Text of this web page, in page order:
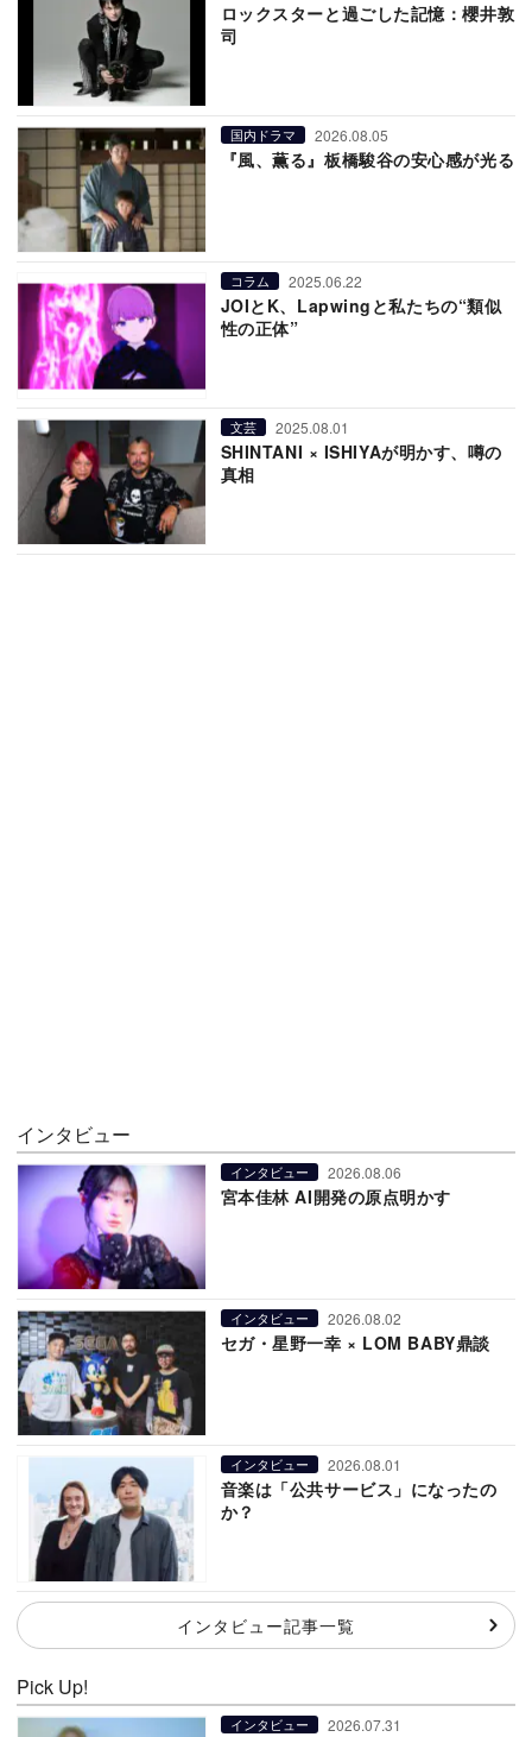
ロックスターと過ごした記憶：櫻井敦
司
国内ドラマ 2026.08.05
『風、薫る』板橋駿谷の安心感が光る
コラム 2025.06.22
JOIとK、Lapwingと私たちの“類似
性の正体”
文芸 2025.08.01
SHINTANI × ISHIYAが明かす、噂の
真相
インタビュー
インタビュー 2026.08.06
宮本佳林 AI開発の原点明かす
インタビュー 2026.08.02
セガ・星野一幸 × LOM BABY鼎談
インタビュー 2026.08.01
音楽は「公共サービス」になったの
か？
インタビュー記事一覧
Pick Up!
インタビュー 2026.07.31